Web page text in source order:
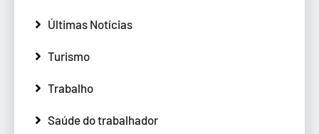
Últimas Notícias
Turismo
Trabalho
Saúde do trabalhador